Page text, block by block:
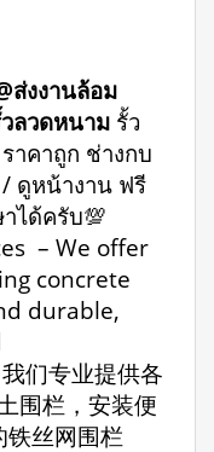
ส่งงานล้อม
ลวดหนาม รั้ว
าคาถูก ช่างกบ
ดูหน้างาน ฟรี
ได้ครับ💯
– We offer
concrete
durable,
们专业提供各
围栏，安装便
丝网围栏